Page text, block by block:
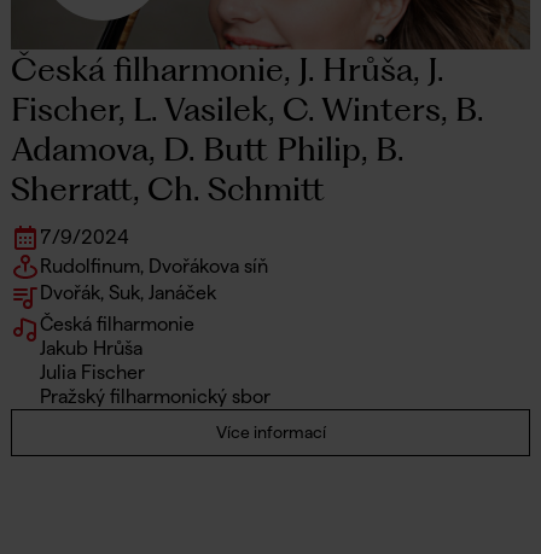
Česká filharmonie, J. Hrůša, J.
Fischer, L. Vasilek, C. Winters, B.
Adamova, D. Butt Philip, B.
Sherratt, Ch. Schmitt
7/9/2024
Rudolfinum, Dvořákova síň
Dvořák, Suk, Janáček
Česká filharmonie
Jakub Hrůša
Julia Fischer
Pražský filharmonický sbor
Více informací